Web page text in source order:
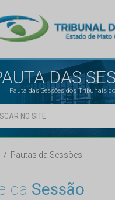
DAS
Pauta das Sessões dos Tribunais
Pautas da Sessões
da Sessão